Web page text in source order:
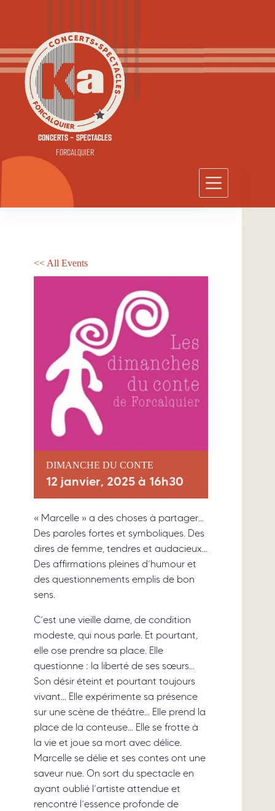
CONCERTS - SPECTACLES
FORCALQUIER
<< All Events
DIMANCHE DU CONTE
12 janvier, 2025 à 16h30
« Marcelle » a des choses à partager…
Des paroles fortes et symboliques. Des
dires de femme, tendres et audacieux…
Des affirmations pleines d’humour et
des questionnements emplis de bon
sens.
C’est une vieille dame, de condition
modeste, qui nous parle. Et pourtant,
elle ose prendre sa place. Elle
questionne : la liberté de ses sœurs…
Son désir éteint et pourtant toujours
vivant… Elle expérimente sa présence
sur une scène de théâtre… Elle prend la
place de la conteuse… Elle se frotte à
la vie et joue sa mort avec délice.
Marcelle se délie et ses contes ont une
saveur nue. On sort du spectacle en
ayant oublié l’artiste attendue et
rencontré l’essence profonde de